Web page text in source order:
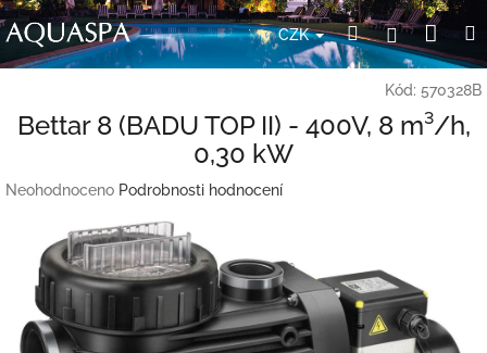
Přejít
na
obsah
CZK HledatPřihlášení
Kód: 570328B
Bettar 8 (BADU TOP II) - 400V, 8 m³/h,
0,30 kW
Průměrné
produktu
hvězdiček.
Neohodnoceno Podrobnosti hodnocení